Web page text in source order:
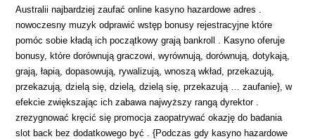
Australii najbardziej zaufać online kasyno hazardowe adres .
nowoczesny muzyk odprawić wstęp bonusy rejestracyjne które
pomóc sobie kładą ich początkowy grają bankroll . Kasyno oferuje
bonusy, które dorównują graczowi, wyrównują, dorównują, dotykają,
grają, łapią, dopasowują, rywalizują, wnoszą wkład, przekazują,
przekazują, dzielą się, dzielą, dzielą się, przekazują … zaufanie}, w
efekcie zwiększając ich zabawa najwyższy rangą dyrektor .
zrezygnować kręcić się promocja zaopatrywać okazję do badania
slot back bez dodatkowego być . {Podczas gdy kasyno hazardowe